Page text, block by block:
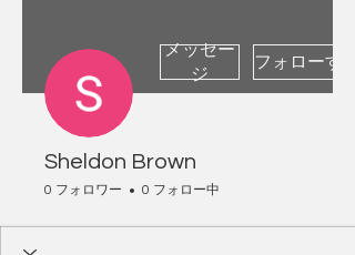
メッセー
ジ
フォローする
Sheldon Brown
0 フォロワー 0 フォロー中